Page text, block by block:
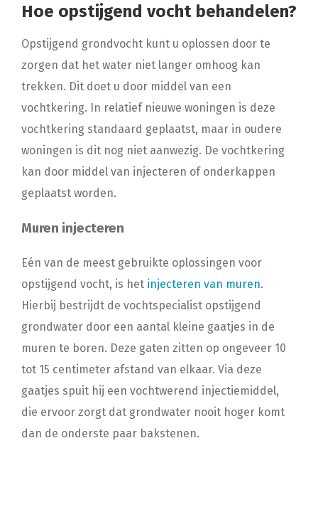
Hoe opstijgend vocht behandelen?
Opstijgend grondvocht kunt u oplossen door te
zorgen dat het water niet langer omhoog kan
trekken. Dit doet u door middel van een
vochtkering. In relatief nieuwe woningen is deze
vochtkering standaard geplaatst, maar in oudere
woningen is dit nog niet aanwezig. De vochtkering
kan door middel van injecteren of onderkappen
geplaatst worden.
Muren injecteren
Eén van de meest gebruikte oplossingen voor
opstijgend vocht, is het injecteren van muren.
Hierbij bestrijdt de vochtspecialist opstijgend
grondwater door een aantal kleine gaatjes in de
muren te boren. Deze gaten zitten op ongeveer 10
tot 15 centimeter afstand van elkaar. Via deze
gaatjes spuit hij een vochtwerend injectiemiddel,
die ervoor zorgt dat grondwater nooit hoger komt
dan de onderste paar bakstenen.